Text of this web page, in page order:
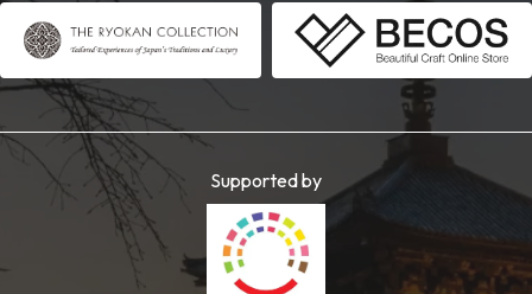
Supported by